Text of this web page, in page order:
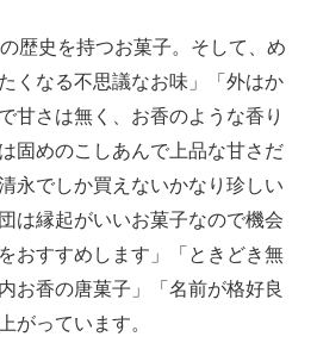
歴史を持つお菓子。そして、め
くなる不思議なお味」「外はか
甘さは無く、お香のような香り
固めのこしあんで上品な甘さだ
永でしか買えないかなり珍しい
は縁起がいいお菓子なので機会
おすすめします」「ときどき無
お香の唐菓子」「名前が格好良
がっています。